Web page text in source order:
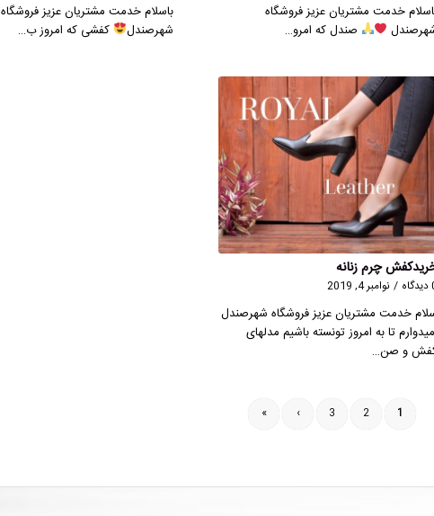
خدمت مشتریان عزیز فروشگاه
صندل که امرو…
باسلام خدمت مشتریان عزیز فروشگاه
شهرصندل
کفشی که امروز ب…
چرم زنانه
/ نوامبر 4, 2019
خدمت مشتریان عزیز فروشگاه شهرصندل
تا به امروز تونسته باشیم مدلهای
و صن…
1
2
3
›
»